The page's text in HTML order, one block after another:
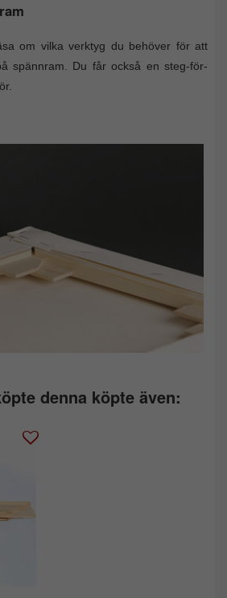
om vilka verktyg du behöver för att
spännram. Du får också en steg-för-
denna köpte även: